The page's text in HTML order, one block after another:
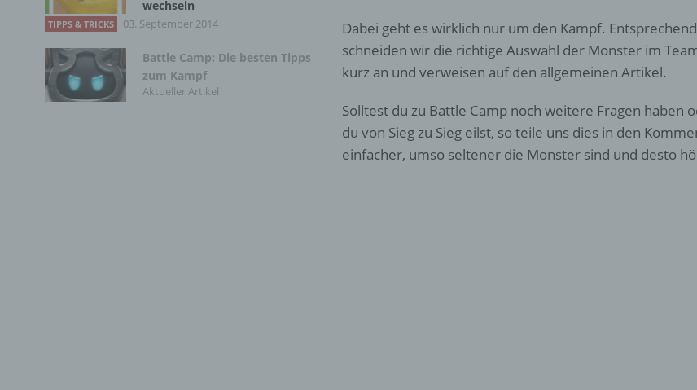
Dabei geht es wirklich nur um den Kampf. Entsprechend
schneiden wir die richtige Auswahl der Monster im
kurz an und verweisen auf den allgemeinen Artikel.
Solltest du zu Battle Camp noch weitere Fragen haben
du von Sieg zu Sieg eilst, so teile uns dies in den
einfacher, umso seltener die Monster sind und desto
wechseln
TIPPS & TRICKS 03. September 2014
Battle Camp: Die besten Tipps
zum Kampf
Aktueller Artikel